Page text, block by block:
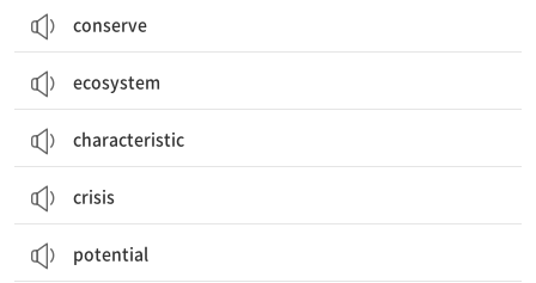
conserve
ecosystem
characteristic
crisis
potential